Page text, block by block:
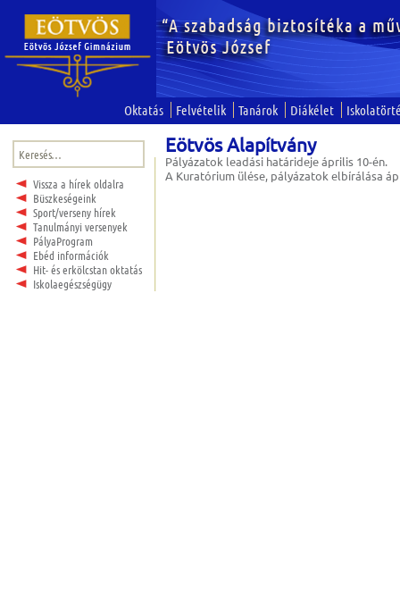
Oktatás Felvételik Tanárok Diákélet
Keresés:
Vissza a hírek oldalra
Büszkeségeink
Sport/verseny hírek
Tanulmányi versenyek
PályaProgram
Ebéd információk
Hit- és erkölcstan oktatás
Iskolaegészségügy
Eötvös Alapítvány
Pályázatok leadási határideje április 10-én.
A Kuratórium ülése, pályázatok elbírálása